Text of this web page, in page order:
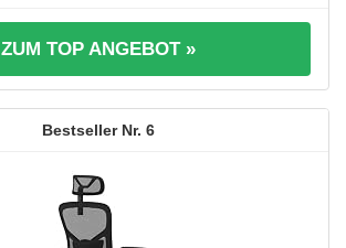
ZUM TOP ANGEBOT »
6